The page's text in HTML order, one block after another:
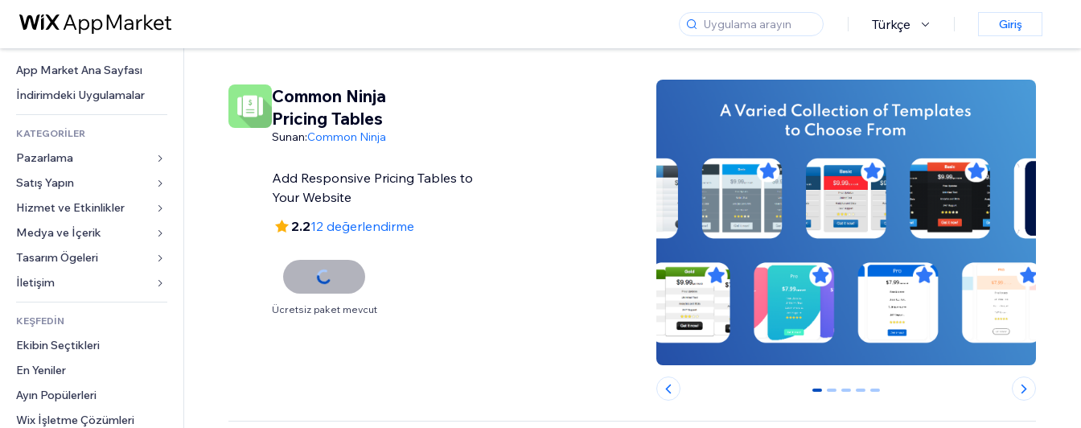
Türkçe Giriş
App Market Ana Sayfası
İndirimdeki Uygulamalar
KATEGORİLER
Pazarlama
Reklamlar
Mobil
Site Analizleri
Sosyal Ağ
Site Listeleri
E-posta
Satış Yapın
Mağazalar için uygulamalar
Gönderim ve Teslimat
Satış Düğmeleri
Muhasebe
Kuponlar ve Müşteri Sadakati
Depolama Çözümleri
Hizmet ve Etkinlikler
Oteller
Etkinlikler
Restoranlar
Emlak
Randevular
Medya ve İçerik
Galeri
Müzik
Podcast
Fotoğrafçılık
Video
PDF
Dosya Paylaşımı
Haberler
Tasarım Ögeleri
Haritalar ve Navigasyon
Gizlilik ve Güvenlik
Saat
Sayfa Şablonları
Görüntü Efektleri
Düğmeler ve Menüler
Afişler ve Rozetler
Formlar
Blog
Anketler
Sohbet
Yorumlar
Telefon
KEŞFEDİN
Ekibin Seçtikleri
En Yeniler
Ayın Popülerleri
Wix İşletme Çözümleri
Common Ninja
Pricing Tables
Sunan:Common Ninja
Add Responsive Pricing Tables to
Your Website
2.212 değerlendirme
Ücretsiz paket mevcut
0 1 2 3 4